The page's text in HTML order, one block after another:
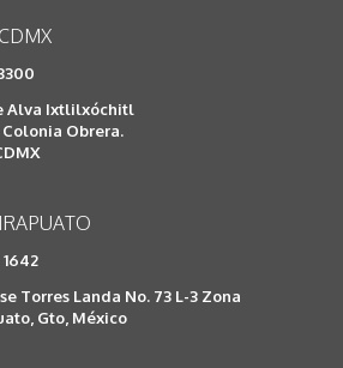
Alva Ixtlilxóchitl
Colonia Obrera.
Torres Landa No. 73 L-3 Zona
Gto, México